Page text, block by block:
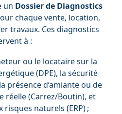
un Dossier de Diagnostics
chaque vente, location,
travaux. Ces diagnostics
à :
ou le locataire sur la
(DPE), la sécurité
présence d’amiante ou de
réelle (Carrez/Boutin), et
risques naturels (ERP) ;